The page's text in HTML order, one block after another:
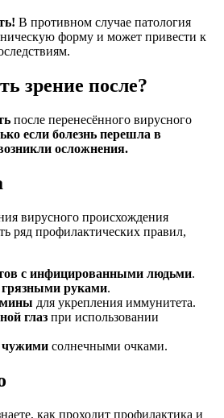
В противном случае патология
форму и может привести к
зрение после?
после перенесённого вирусного
если болезнь перешла в
осложнения.
вирусного происхождения
ряд профилактических правил,
с инфицированными людьми.
грязными руками.
для укрепления иммунитета.
глаз при использовании
чужими солнечными очками.
как проходит профилактика и